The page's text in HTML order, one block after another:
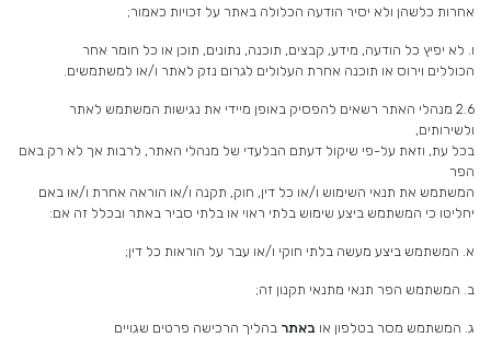
אחרות כלשהן ולא יסיר הודעה הכלולה באתר על זכויות כאמור;
ו. לא יפיץ כל הודעה, מידע, קבצים, תוכנה, נתונים, תוכן או כל חומר אחר
הכוללים וירוס או תוכנה אחרת העלולים לגרום נזק לאתר ו/או למשתמשים.
2.6 מנהלי האתר רשאים להפסיק באופן מיידי את נגישות המשתמש לאתר
ולשירותים,
בכל עת, וזאת על-פי שיקול דעתם הבלעדי של מנהלי האתר, לרבות אך לא רק באם
הפר
המשתמש את תנאי השימוש ו/או כל דין, חוק, תקנה ו/או הוראה אחרת ו/או באם
יחליטו כי המשתמש ביצע שימוש בלתי ראוי או בלתי סביר באתר ובכלל זה אם:
א. המשתמש ביצע מעשה בלתי חוקי ו/או עבר על הוראות כל דין;
ב. המשתמש הפר תנאי מתנאי תקנון זה;
ג. המשתמש מסר בטלפון או באתר בהליך הרכישה פרטים שגויים